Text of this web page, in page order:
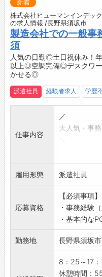
◎屋根付きの
夫です！
☆
◆時間単位
得できます◎
☆
◆給与前払
☆
即日対応!!フ
登録はご自
☆
◆職場見学可
す。
みなさまの
新着
株式会社ヒューマンインデッ
の求人情報 /長野県須坂市
製造会社での一般事
須
人気の日勤◎土日祝休み！
以上◎空調完備◎デスクワ
かせる◎
派遣社員 経験者求人 学歴
仕事内容
／
大人気・事
事務経験者
製造会社で
たします♪
【具体的に
・電話対応
・メール対応
・データ入力
・その他事
【おすすめポ
・弊社の派
雇用形態 派遣社員
応募資格
【必須事項】
・事務経験
・基本的な
勤務地 長野県須坂
8：25～17：
休憩時間：